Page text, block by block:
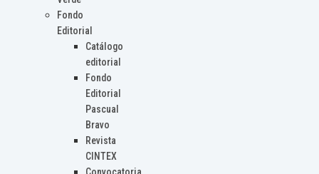
Fondo
Editorial
Catálogo
editorial
Fondo
Editorial
Pascual
Bravo
Revista
CINTEX